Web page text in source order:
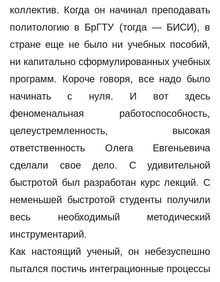
коллектив. Когда он начинал преподавать
политологию в БрГТУ (тогда — БИСИ), в
стране еще не было ни учебных пособий,
ни капитально сформулированных учебных
программ. Короче говоря, все надо было
начинать с нуля. И вот здесь
феноменальная работоспособность,
целеустремленность, высокая
ответственность Олега Евгеньевича
сделали свое дело. С удивительной
быстротой был разработан курс лекций. С
неменьшей быстротой студенты получили
весь необходимый методический
инструментарий.
Как настоящий ученый, он небезуспешно
пытался постичь интеграционные процессы